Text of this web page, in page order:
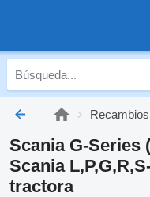
Recambios
Scania G-Series
Scania
tractora